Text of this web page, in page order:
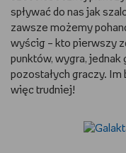
spływać do nas jak
zawsze możemy
wyścig – kto pierwszy
punktów, wygra,
pozostałych graczy.
więc trudniej!